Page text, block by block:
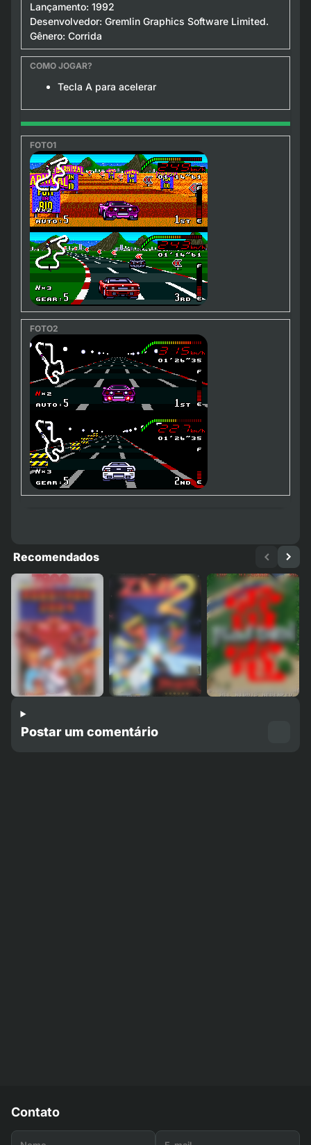
Lançamento: 1992
Desenvolvedor: Gremlin Graphics Software Limited.
Gênero: Corrida
Tecla A para acelerar
Recomendados
Postar um comentário
Contato